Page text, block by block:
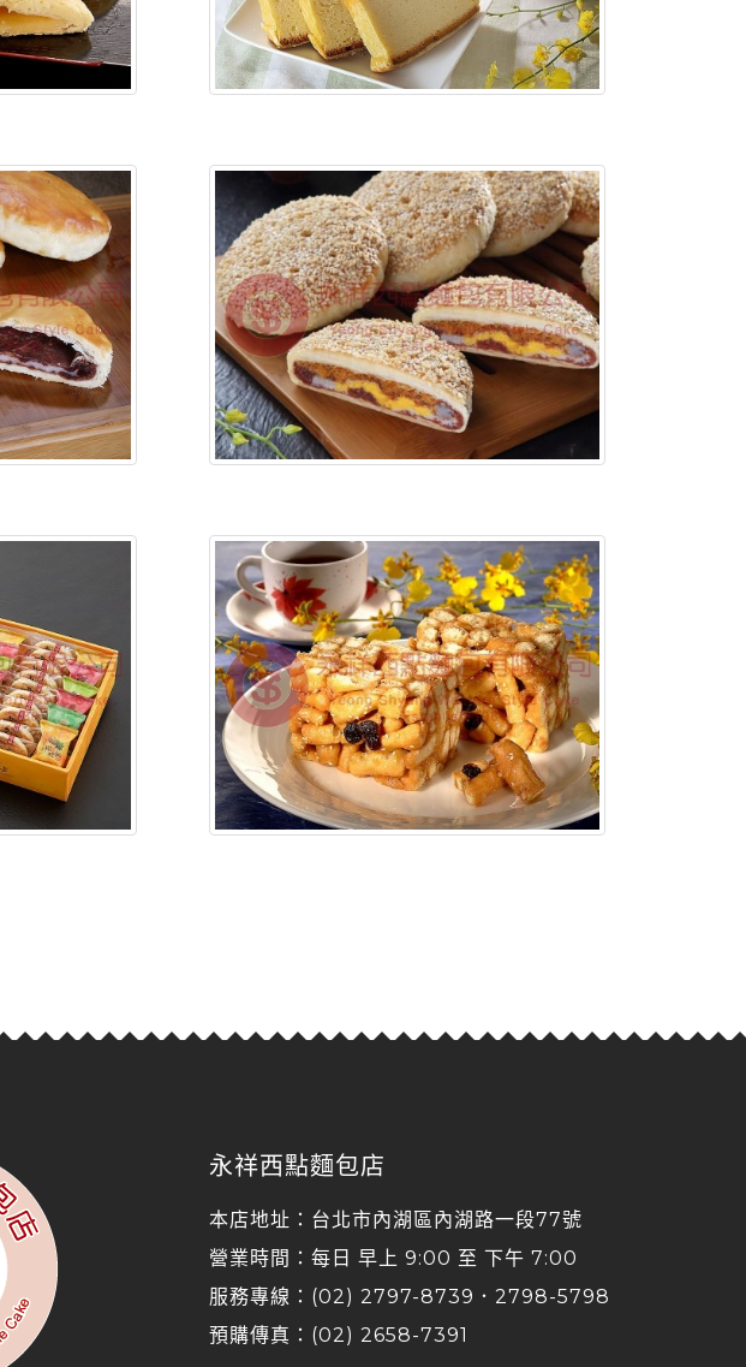
含稅底價:
含稅底價:
永祥西點麵包店
本店地址：台北市內湖區內湖路一段77號
營業時間：每日 早上 9:00 至 下午 7:00
服務專線：(02) 2797-8739．2798-5798
預購傳真：(02) 2658-7391